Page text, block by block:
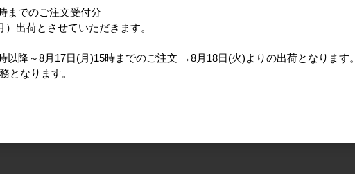
までのご注文受付分
出荷とさせていただきます。
以降～8月17日(月)15時までのご注文 →8月18日(火)よりの出荷となります。
となります。